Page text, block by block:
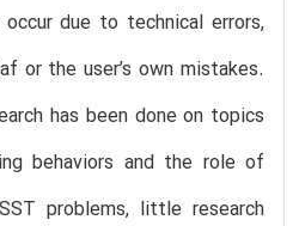
due to technical errors,
or the user’s own mistakes.
has been done on topics
behaviors and the role of
problems, little research